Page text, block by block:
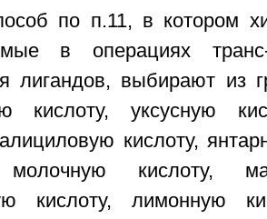
по п.11, в котором
в операциях
лигандов, выбирают из
кислоту, уксусную
кислоту,
молочную кислоту,
кислоту, лимонную